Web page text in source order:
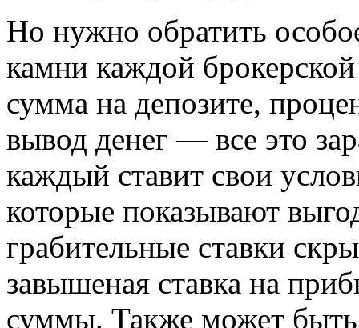
Но нужно обратить
камни каждой
сумма на депозите,
вывод денег — все это
каждый ставит свои
которые показывают
грабительные ставки
завышеная ставка на
суммы. Также может быть